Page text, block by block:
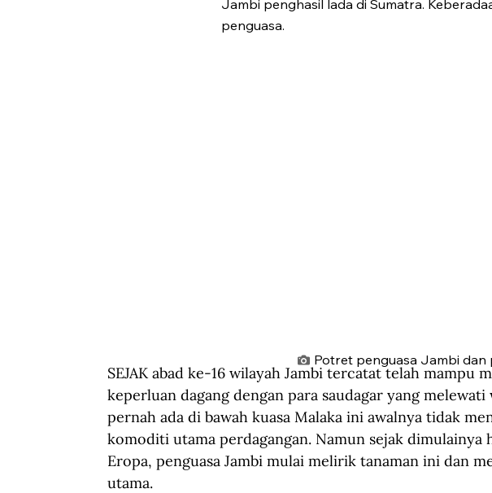
Jambi penghasil lada di Sumatra.
penguasa.
Potret penguasa Jambi dan
SEJAK abad ke-16 wilayah Jambi tercatat telah mampu
keperluan dagang dengan para saudagar yang
pernah ada di bawah kuasa Malaka ini awalnya tidak
komoditi utama perdagangan. Namun sejak
Eropa, penguasa Jambi mulai melirik tanaman ini dan
utama.